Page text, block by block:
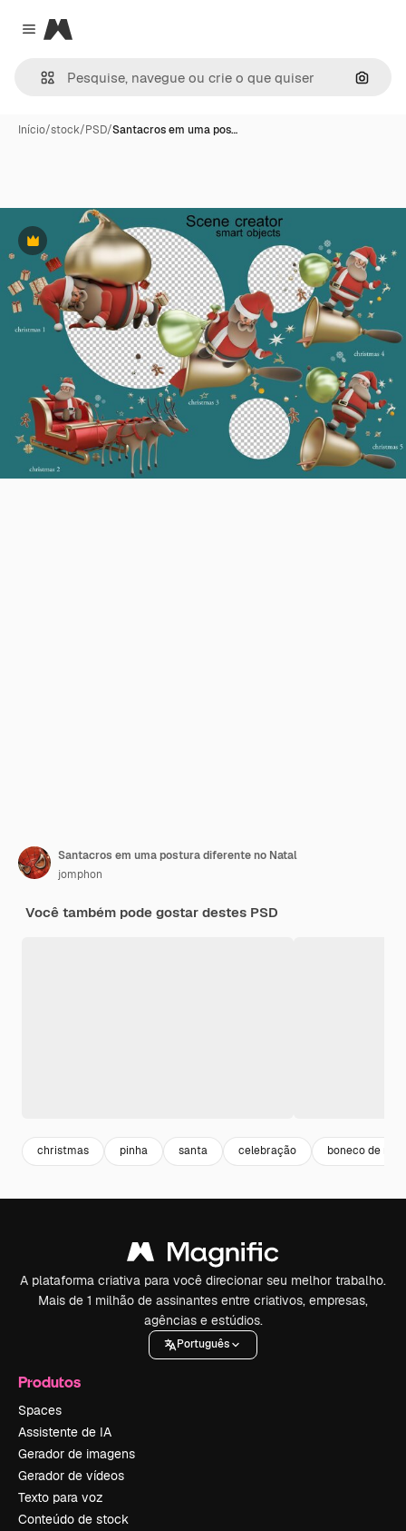
Close menu
Magnific
Início/stock/PSD/Santacros em uma pos…
Premium
Santacros em uma postura diferente no Natal
jomphon
Você também pode gostar destes PSD
christmas pinha santa celebração boneco de
A plataforma criativa para você direcionar seu melhor trabalho.
Mais de 1 milhão de assinantes entre criativos, empresas,
agências e estúdios.
Português
Produtos
Spaces
Assistente de IA
Gerador de imagens
Gerador de vídeos
Texto para voz
Conteúdo de stock